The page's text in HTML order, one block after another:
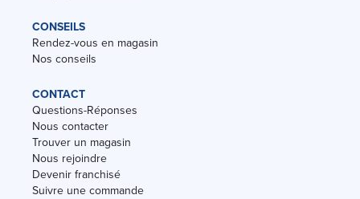
CONSEILS
Rendez-vous en magasin
Nos conseils
CONTACT
Questions-Réponses
Nous contacter
Trouver un magasin
Nous rejoindre
Devenir franchisé
Suivre une commande